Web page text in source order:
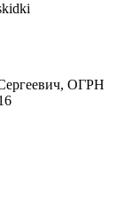
ОГРН